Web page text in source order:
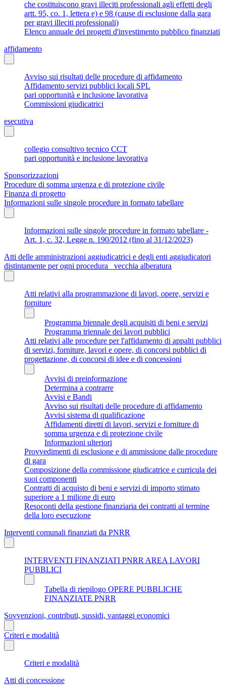
che costituiscono gravi illeciti professionali agli effetti degli
artt. 95, co. 1, lettera e) e 98 (cause di esclusione dalla gara
per gravi illeciti professionali)
Elenco annuale dei progetti d'investimento pubblico finanziati
affidamento
Avviso sui risultati delle procedure di affidamento
Affidamento servizi pubblici locali SPL
pari opportunità e inclusione lavorativa
Commissioni giudicatrici
esecutiva
collegio consultivo tecnico CCT
pari opportunità e inclusione lavorativa
Sponsorizzazioni
Procedure di somma urgenza e di protezione civile
Finanza di progetto
Informazioni sulle singole procedure in formato tabellare
Informazioni sulle singole procedure in formato tabellare -
Art. 1, c. 32, Legge n. 190/2012 (fino al 31/12/2023)
Atti delle amministrazioni aggiudicatrici e degli enti aggiudicatori
distintamente per ogni procedura_ vecchia alberatura
Atti relativi alla programmazione di lavori, opere, servizi e
forniture
Programma biennale degli acquisiti di beni e servizi
Programma triennale dei lavori pubblici
Atti relativi alle procedure per l'affidamento di appalti pubblici
di servizi, forniture, lavori e opere, di concorsi pubblici di
progettazione, di concorsi di idee e di concessioni
Avvisi di preinformazione
Determina a contrarre
Avvisi e Bandi
Avviso sui risultati delle procedure di affidamento
Avvisi sistema di qualificazione
Affidamenti diretti di lavori, servizi e forniture di
somma urgenza e di protezione civile
Informazioni ulteriori
Provvedimenti di esclusione e di ammissione dalle procedure
di gara
Composizione della commissione giudicatrice e curricula dei
suoi componenti
Contratti di acquisto di beni e servizi di importo stimato
superiore a 1 milione di euro
Resoconti della gestione finanziaria dei contratti al termine
della loro esecuzione
Interventi comunali finanziati da PNRR
INTERVENTI FINANZIATI PNRR AREA LAVORI
PUBBLICI
Tabella di riepilogo OPERE PUBBLICHE
FINANZIATE PNRR
Sovvenzioni, contributi, sussidi, vantaggi economici
Criteri e modalità
Criteri e modalità
Atti di concessione